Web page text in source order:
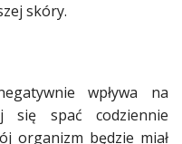
skóry.
wpływa na
się spać codziennie
organizm będzie miał